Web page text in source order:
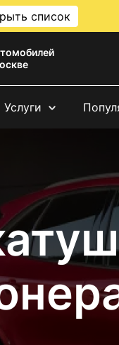
список
Услуги